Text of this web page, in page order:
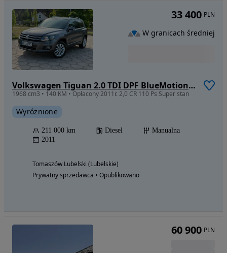
Volkswagen Tiguan 2.0 TDI DPF BlueMotion Technology Life
1968 cm3 • 140 KM • Opłacony 2011r. 2,0 CR 110 Ps Super stan
Wyróżnione
211 000 km Diesel
Manualna
2011
Tomaszów Lubelski (Lubelskie)
Prywatny sprzedawca • Opublikowano
33 400 PLN
W granicach średniej
60 900 PLN